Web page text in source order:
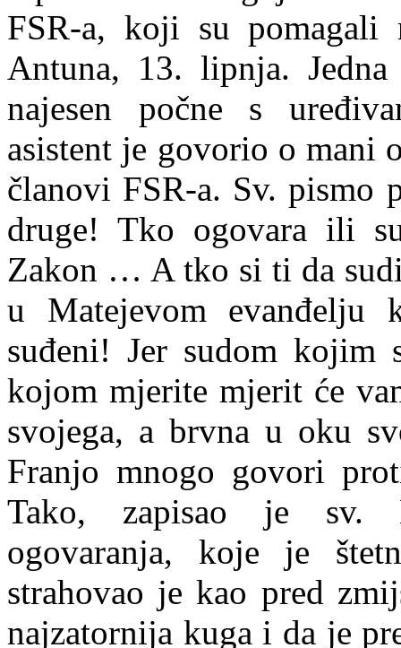
FSR-a, koji su pomagali
Antuna, 13. lipnja.
najesen počne s
asistent je govorio o mani
članovi FSR-a. Sv. pismo
druge! Tko ogovara ili
Zakon … A tko si ti da
u Matejevom evanđelju
suđeni! Jer sudom kojim
kojom mjerite mjerit će
svojega, a brvna u oku
Franjo mnogo govori
Tako, zapisao je sv.
ogovaranja, koje je
strahovao je kao pred
najzatornija kuga i da je